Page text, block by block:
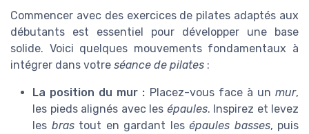
Commencer avec des exercices de pilates adaptés aux
débutants est essentiel pour développer une base
solide. Voici quelques mouvements fondamentaux à
intégrer dans votre séance de pilates :
La position du mur : Placez-vous face à unmur,
les pieds alignés avec les épaules. Inspirez et levez
les brastout en gardant les épaules basses, puis